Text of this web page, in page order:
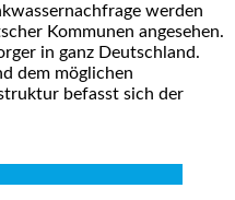
werden
Kommunen angesehen.
in ganz Deutschland.
dem möglichen
befasst sich der